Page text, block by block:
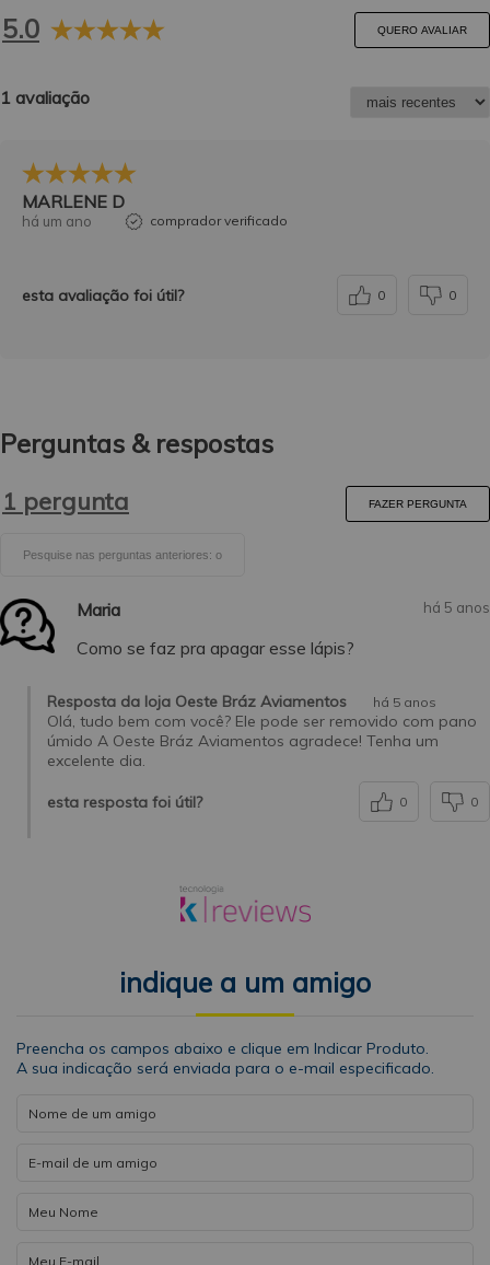
5.0
QUERO AVALIAR
1 avaliação
MARLENE D
há um ano comprador verificado
esta avaliação foi útil? 0 0
Perguntas & respostas
1 pergunta FAZER PERGUNTA
Maria há 5 anos
Como se faz pra apagar esse lápis?
Resposta da loja Oeste Bráz Aviamentos há 5 anos
Olá, tudo bem com você? Ele pode ser removido com pano
úmido A Oeste Bráz Aviamentos agradece! Tenha um
excelente dia.
esta resposta foi útil? 0 0
indique a um amigo
Preencha os campos abaixo e clique em Indicar Produto.
A sua indicação será enviada para o e-mail especificado.